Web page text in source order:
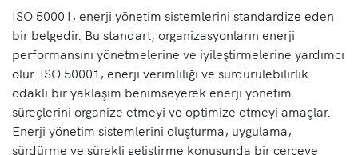
ISO 50001, enerji yönetim sistemlerini standardize eden
bir belgedir. Bu standart, organizasyonların enerji
performansını yönetmelerine ve iyileştirmelerine yardımcı
olur. ISO 50001, enerji verimliliği ve sürdürülebilirlik
odaklı bir yaklaşım benimseyerek enerji yönetim
süreçlerini organize etmeyi ve optimize etmeyi amaçlar.
Enerji yönetim sistemlerini oluşturma, uygulama,
sürdürme ve sürekli geliştirme konusunda bir çerçeve